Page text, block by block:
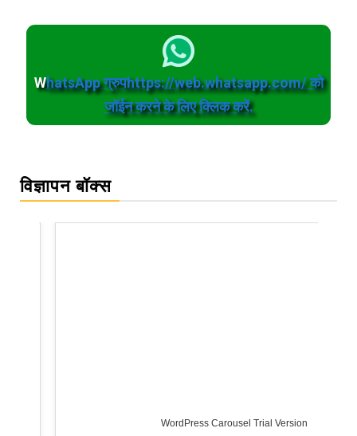
WhatsApp ग्रुपhttps://web.whatsapp.com/ को
जॉईन करने के लिए क्लिक करें.
विज्ञापन बॉक्स
WordPress Carousel Trial Version